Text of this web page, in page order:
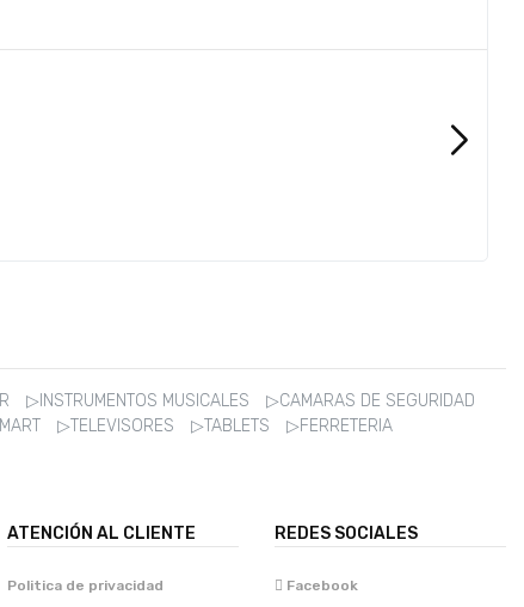
▷INSTRUMENTOS MUSICALES
▷CAMARAS DE SEGURIDAD
▷TELEVISORES ▷TABLETS
▷FERRETERIA
ATENCIÓN AL CLIENTE
Politica de privacidad
REDES SOCIALES
Facebook